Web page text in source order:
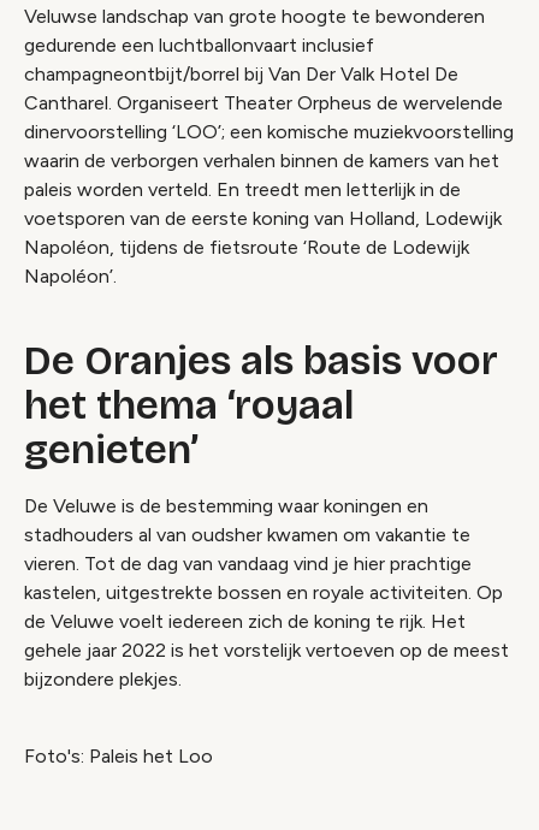
Veluwse landschap van grote hoogte te bewonderen
gedurende een luchtballonvaart inclusief
champagneontbijt/borrel bij Van Der Valk Hotel De
Cantharel. Organiseert Theater Orpheus de wervelende
dinervoorstelling ‘LOO’; een komische muziekvoorstelling
waarin de verborgen verhalen binnen de kamers van het
paleis worden verteld. En treedt men letterlijk in de
voetsporen van de eerste koning van Holland, Lodewijk
Napoléon, tijdens de fietsroute ‘Route de Lodewijk
Napoléon’.
De Oranjes als basis voor
het thema ‘royaal
genieten’
De Veluwe is de bestemming waar koningen en
stadhouders al van oudsher kwamen om vakantie te
vieren. Tot de dag van vandaag vind je hier prachtige
kastelen, uitgestrekte bossen en royale activiteiten. Op
de Veluwe voelt iedereen zich de koning te rijk. Het
gehele jaar 2022 is het vorstelijk vertoeven op de meest
bijzondere plekjes.
Foto's: Paleis het Loo